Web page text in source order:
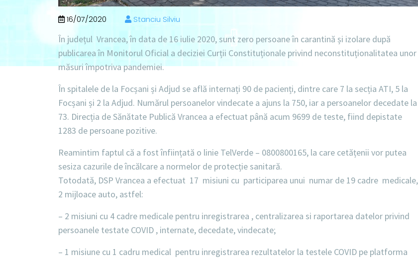
16/07/2020 Stanciu Silviu
În județul Vrancea, în data de 16 iulie 2020, sunt zero persoane în carantină și izolare după
publicarea în Monitorul Oficial a deciziei Curții Constituționale privind neconstituționalitatea unor
măsuri împotriva pandemiei.
În spitalele de la Focșani și Adjud se află internați 90 de pacienți, dintre care 7 la secția ATI, 5 la
Focșani și 2 la Adjud. Numărul persoanelor vindecate a ajuns la 750, iar a persoanelor decedate la
73. Direcția de Sănătate Publică Vrancea a efectuat până acum 9699 de teste, fiind depistate
1283 de persoane pozitive.
Reamintim faptul că a fost înființată o linie TelVerde – 0800800165, la care cetățenii vor putea
sesiza cazurile de încălcare a normelor de protecție sanitară.
Totodată, DSP Vrancea a efectuat 17 misiuni cu participarea unui numar de 19 cadre medicale,
2 mijloace auto, astfel:
– 2 misiuni cu 4 cadre medicale pentru inregistrarea , centralizarea si raportarea datelor privind
persoanele testate COVID , internate, decedate, vindecate;
– 1 misiune cu 1 cadru medical pentru inregistrarea rezultatelor la testele COVID pe platforma